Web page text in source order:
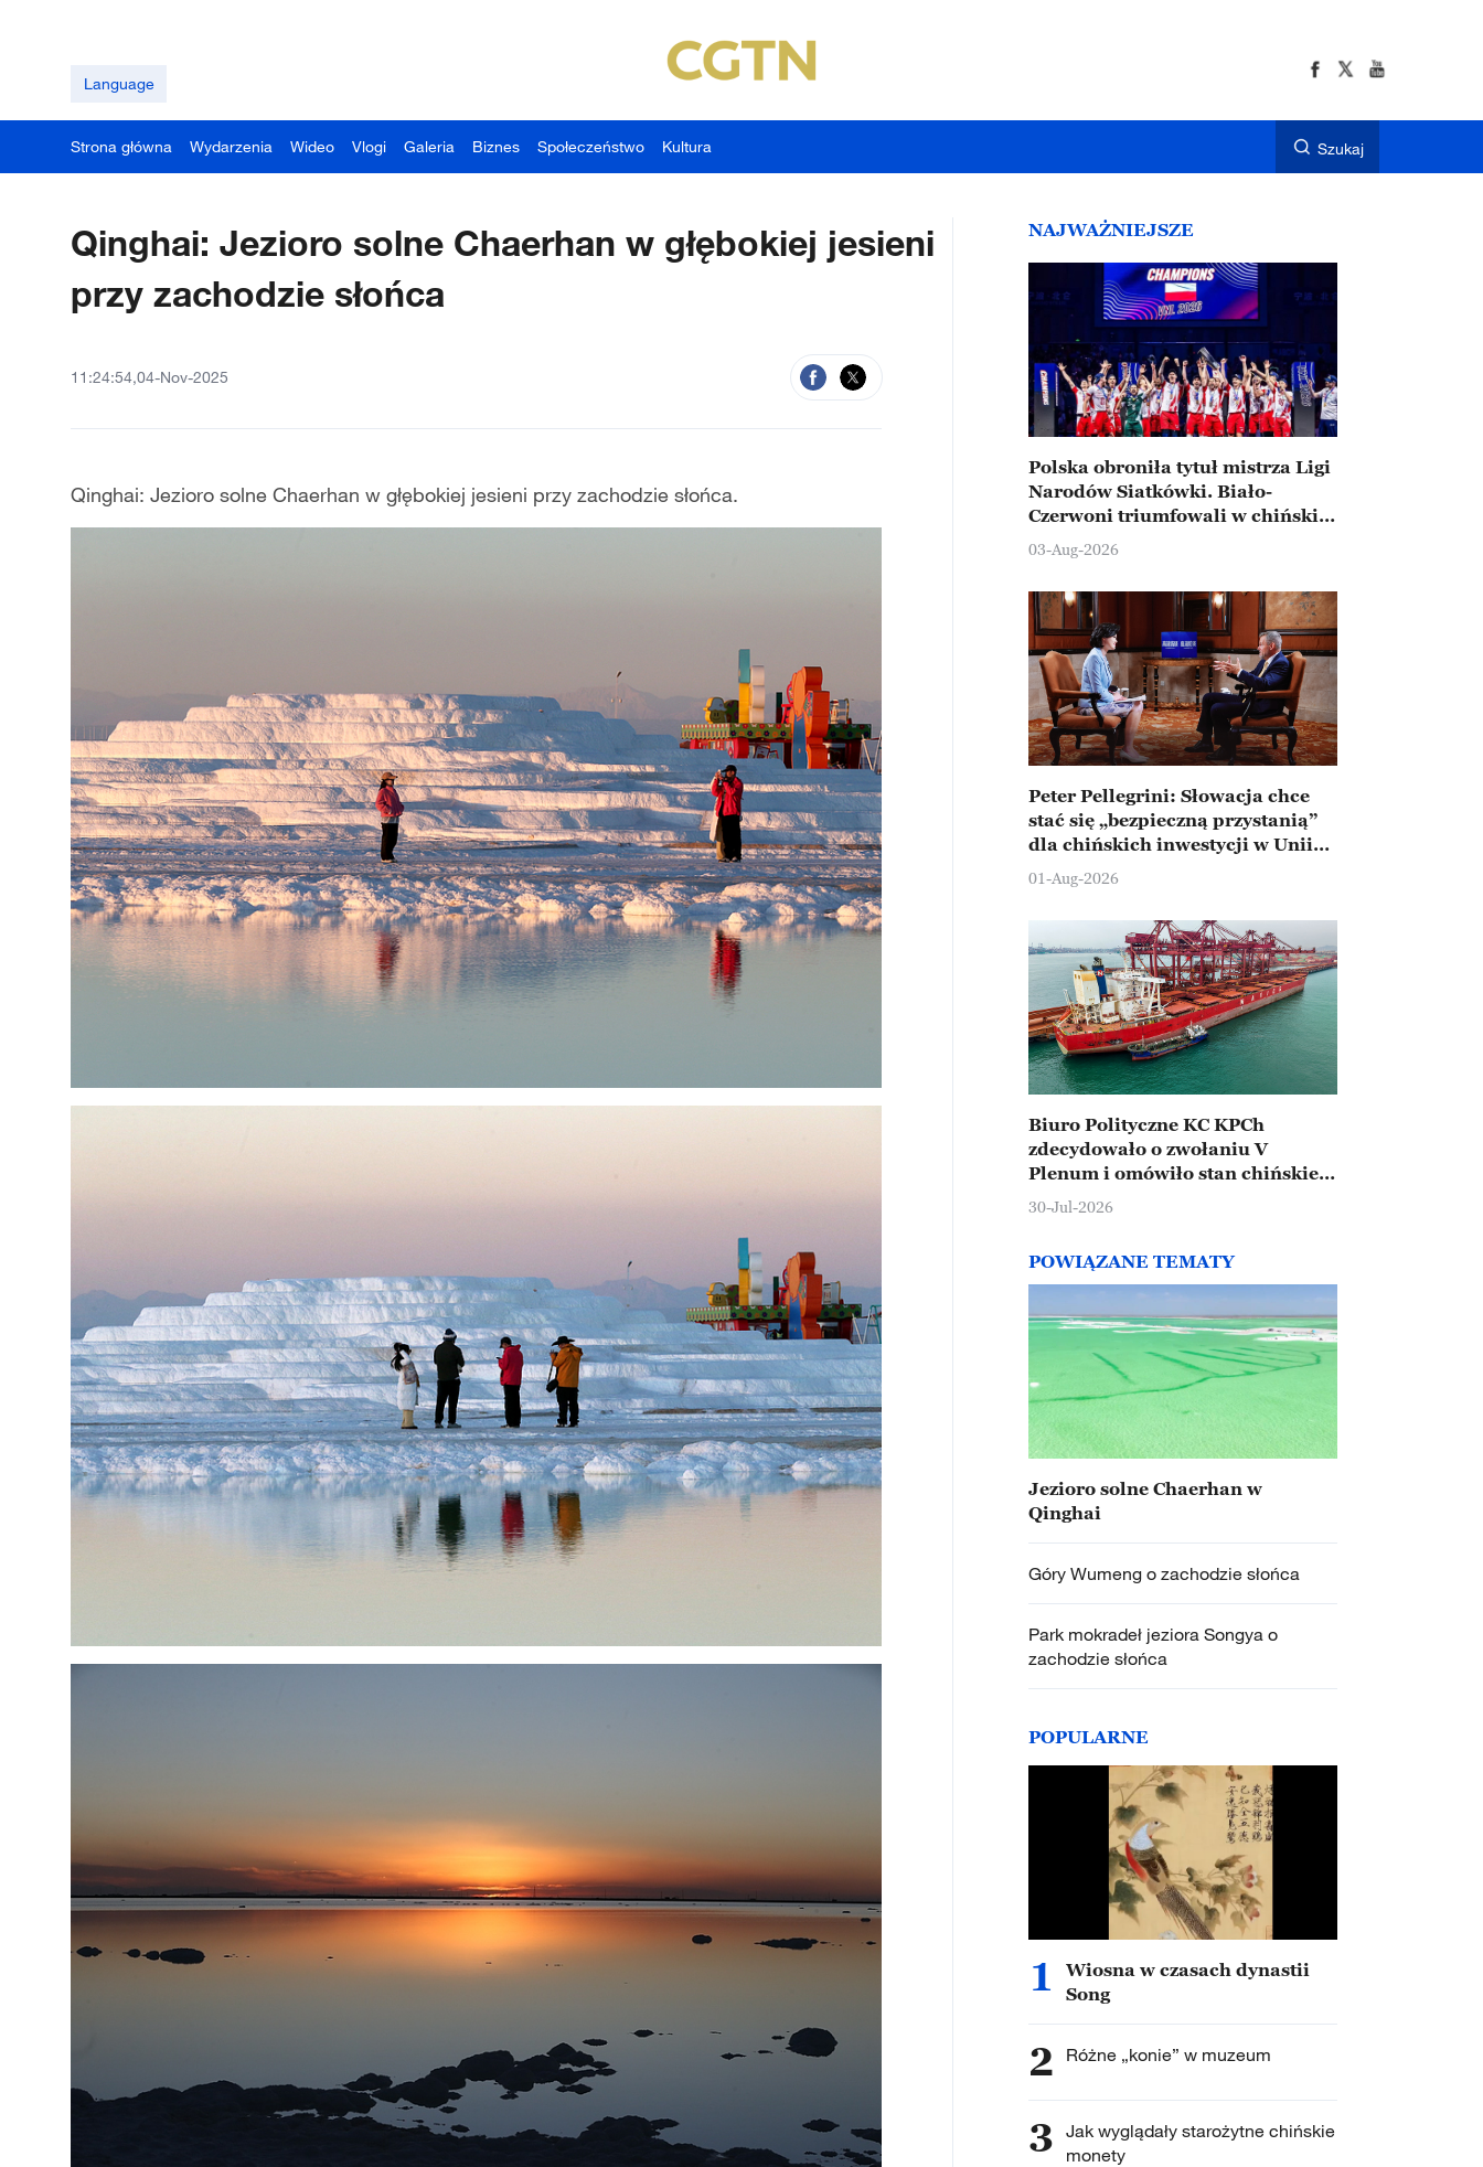
Language
Strona główna Wydarzenia Wideo Vlogi Galeria Biznes Społeczeństwo Kultura Szukaj
Qinghai: Jezioro solne Chaerhan w głębokiej jesieni
przy zachodzie słońca
11:24:54,04-Nov-2025
Qinghai: Jezioro solne Chaerhan w głębokiej jesieni przy zachodzie słońca.
NAJWAŻNIEJSZE
Polska obroniła tytuł mistrza Ligi
Narodów Siatkówki. Biało-
Czerwoni triumfowali w chińskim
Ningbo
03-Aug-2026
Peter Pellegrini: Słowacja chce
stać się „bezpieczną przystanią”
dla chińskich inwestycji w Unii
Europejskiej
01-Aug-2026
Biuro Polityczne KC KPCh
zdecydowało o zwołaniu V
Plenum i omówiło stan chińskiej
gospodarki
30-Jul-2026
POWIĄZANE TEMATY
Jezioro solne Chaerhan w
Qinghai
Góry Wumeng o zachodzie słońca
Park mokradeł jeziora Songya o
zachodzie słońca
POPULARNE
1
Wiosna w czasach dynastii
Song
2 Różne „konie” w muzeum
3 Jak wyglądały starożytne chińskie
monety